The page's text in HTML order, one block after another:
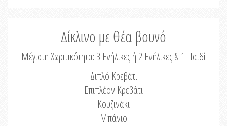
Δίκλινο με θέα βουνό
Μέγιστη Χωριτικότητα: 3 Ενήλικες ή 2 Ενήλικες & 1 Παιδί
Διπλό Κρεβάτι
Επιπλέον Κρεβάτι
Κουζινάκι
Μπάνιο